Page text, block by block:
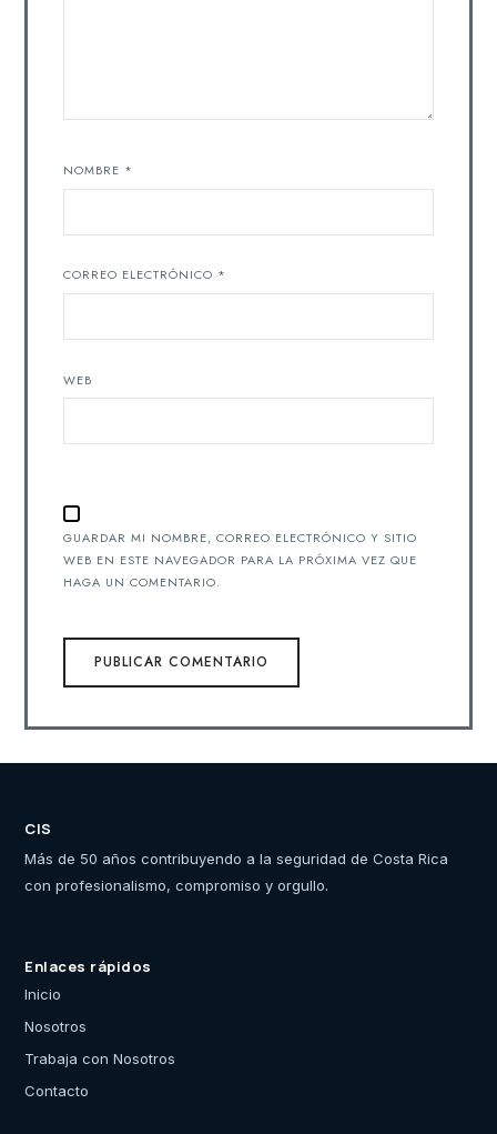
NOMBRE *
CORREO ELECTRÓNICO *
WEB
GUARDAR MI NOMBRE, CORREO ELECTRÓNICO Y SITIO
WEB EN ESTE NAVEGADOR PARA LA PRÓXIMA VEZ QUE
HAGA UN COMENTARIO.
CIS
Más de 50 años contribuyendo a la seguridad de Costa Rica
con profesionalismo, compromiso y orgullo.
Enlaces rápidos
Inicio
Nosotros
Trabaja con Nosotros
Contacto